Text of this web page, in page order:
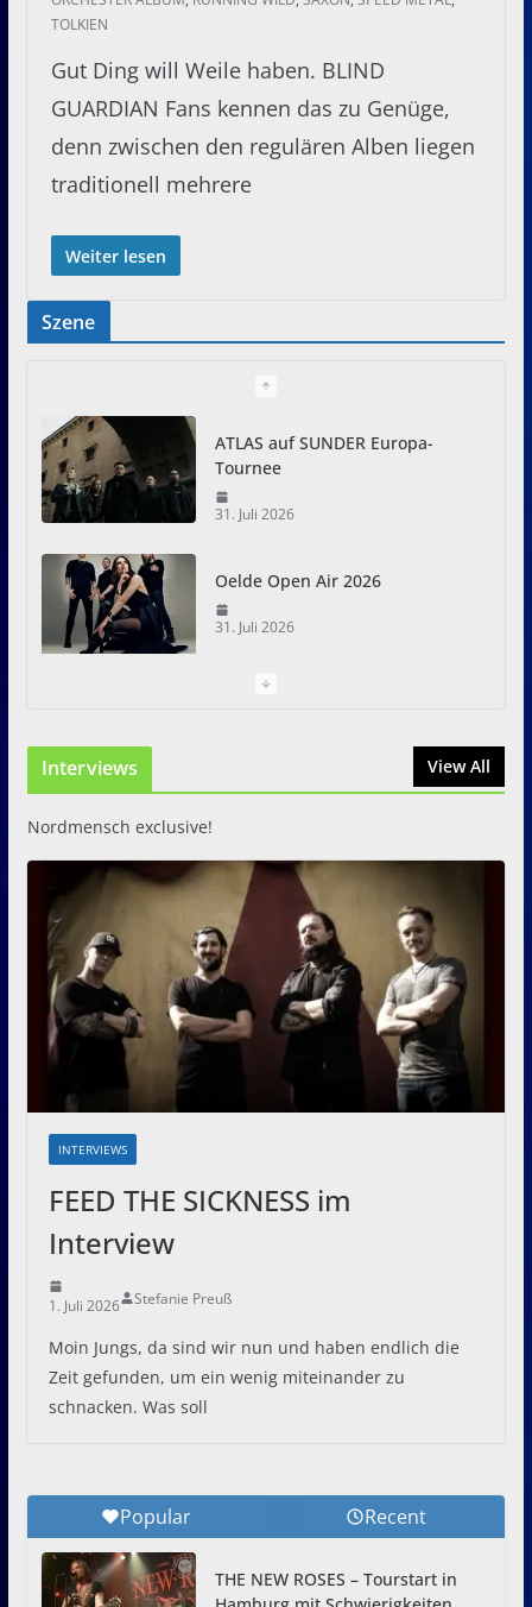
TOLKIEN
Gut Ding will Weile haben. BLIND
GUARDIAN Fans kennen das zu Genüge,
denn zwischen den regulären Alben liegen
traditionell mehrere
Weiter lesen
Szene
ATLAS auf SUNDER Europa-
Tournee
31. Juli 2026
Oelde Open Air 2026
31. Juli 2026
I Prevail – Violent Nature
Interviews View All
Nordmensch exclusive!
INTERVIEWS
FEED THE SICKNESS im
Interview
1. Juli 2026 Stefanie Preuß
Moin Jungs, da sind wir nun und haben endlich die
Zeit gefunden, um ein wenig miteinander zu
schnacken. Was soll
Popular Recent
THE NEW ROSES – Tourstart in